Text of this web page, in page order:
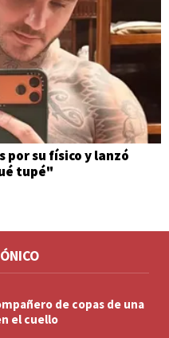
por su físico y lanzó
tupé"
de copas de una
el cuello